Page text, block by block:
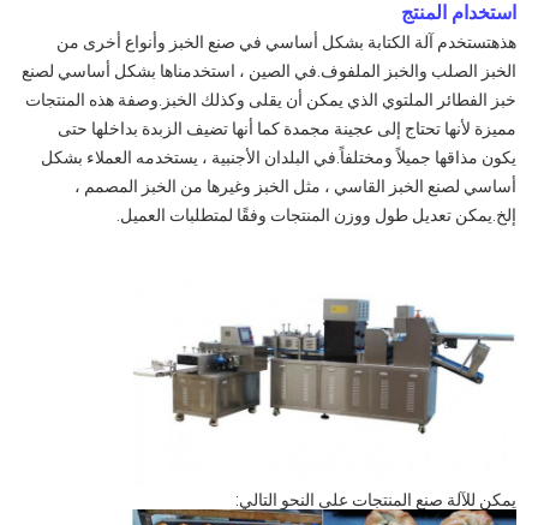
استخدام المنتج
هذهتستخدم آلة الكتابة بشكل أساسي في صنع الخبز وأنواع أخرى من
الخبز الصلب والخبز الملفوف.في الصين ، استخدمناها بشكل أساسي لصنع
خبز الفطائر الملتوي الذي يمكن أن يقلى وكذلك الخبز.وصفة هذه المنتجات
مميزة لأنها تحتاج إلى عجينة مجمدة كما أنها تضيف الزبدة بداخلها حتى
يكون مذاقها جميلاً ومختلفاً.في البلدان الأجنبية ، يستخدمه العملاء بشكل
أساسي لصنع الخبز القاسي ، مثل الخبز وغيرها من الخبز المصمم ،
إلخ.يمكن تعديل طول ووزن المنتجات وفقًا لمتطلبات العميل.
يمكن للآلة صنع المنتجات على النحو التالي: